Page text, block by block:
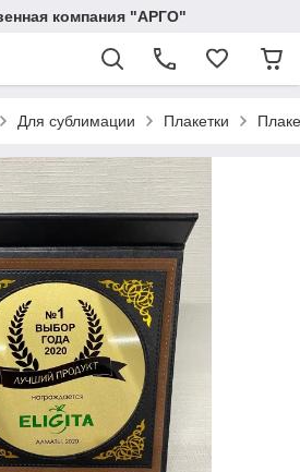
компания "АРГО"
Для сублимации Плакетки